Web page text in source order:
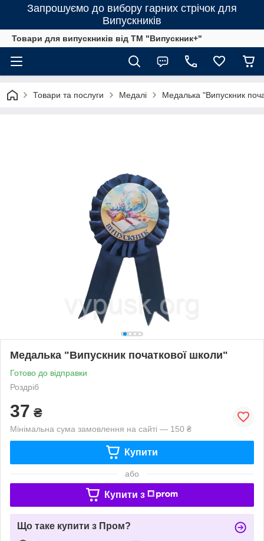
Запрошуємо до вибору гарних стрічок для
Випускників
Товари для випускників від ТМ "Випускник+"
Товари та послуги Медалі Медалька "Випускник
Медалька "Випускник початкової школи"
Готово до відправки
Роздріб
37 ₴
Мінімальна сума замовлення на сайті — 150 ₴
Купити
або
Купити з
Що таке купити з Пром?